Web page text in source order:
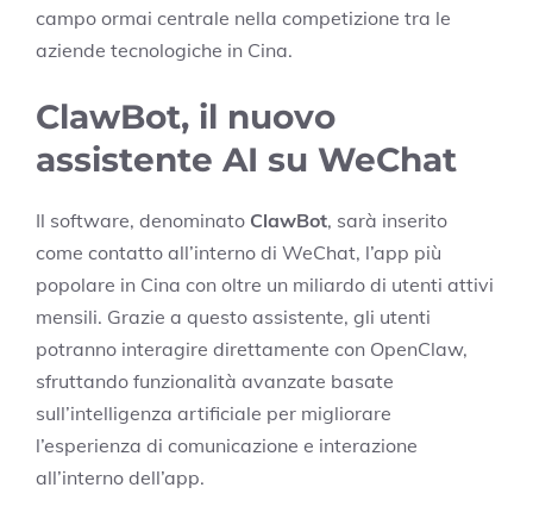
campo ormai centrale nella competizione tra le
aziende tecnologiche in Cina.
ClawBot, il nuovo
assistente AI su WeChat
Il software, denominato ClawBot, sarà inserito
come contatto all’interno di WeChat, l’app più
popolare in Cina con oltre un miliardo di utenti attivi
mensili. Grazie a questo assistente, gli utenti
potranno interagire direttamente con OpenClaw,
sfruttando funzionalità avanzate basate
sull’intelligenza artificiale per migliorare
l’esperienza di comunicazione e interazione
all’interno dell’app.